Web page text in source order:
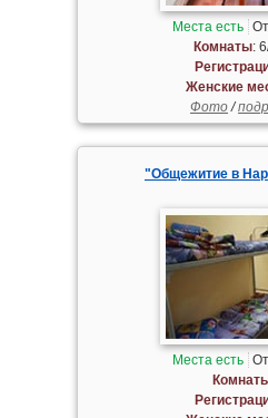
Места есть
Комнаты:
Женские
Фото/
"Общежитие в
Места есть